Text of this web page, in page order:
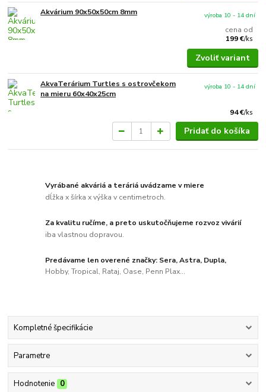
Akvárium 90x50x50cm 8mm
cena od
199 €/ks
výroba 10 - 14 dní
Zvoliť variant
AkvaTerárium Turtles s ostrovčekom
na mieru 60x40x25cm
94 €/ks
výroba 10 - 14 dní
Pridať do košíka
Vyrábané akváriá a teráriá uvádzame v miere
dĺžka x šírka x výška v centimetroch.
Za kvalitu ručíme, a preto uskutočňujeme rozvoz vivárií
iba vlastnou dopravou.
Predávame len overené značky: Sera, Astra, Dupla,
Hobby, Tropical, Rataj, Oase, Penn Plax...
Kompletné špecifikácie
Parametre
Hodnotenie 0